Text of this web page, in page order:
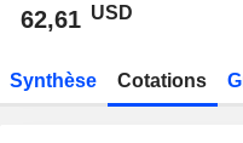
62,61 USD
Synthèse Cotations